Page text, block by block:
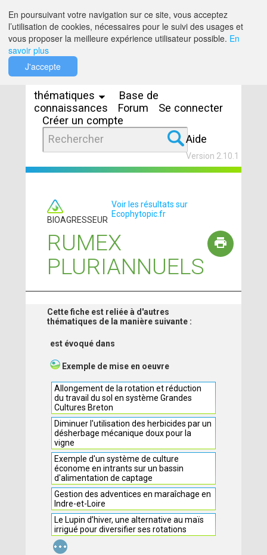
thématiques
Base de
connaissances
Forum
Se connecter
Créer un compte
Aide
Version 2.10.1
BIOAGRESSEUR
Voir les résultats sur
Ecophytopic.fr
RUMEX
PLURIANNUELS
Cette fiche est reliée à d'autres
thématiques de la manière suivante :
est évoqué dans
Exemple de mise en oeuvre
Allongement de la rotation et réduction
du travail du sol en système Grandes
Cultures Breton
Diminuer l'utilisation des herbicides par un
désherbage mécanique doux pour la
vigne
Exemple d'un système de culture
économe en intrants sur un bassin
d'alimentation de captage
Gestion des adventices en maraîchage en
Indre-et-Loire
Le Lupin d’hiver, une alternative au maïs
irrigué pour diversifier ses rotations
...
En poursuivant votre navigation sur ce site, vous acceptez
l’utilisation de cookies, nécessaires pour le suivi des usages et
vous proposer la meilleure expérience utilisateur possible. En
savoir plus
J'accepte